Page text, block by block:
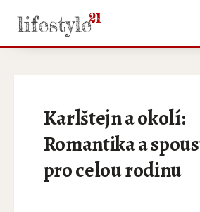
Karlštejn a okolí:
Romantika a
pro celou rodinu